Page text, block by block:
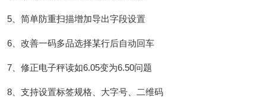
5、简单防重扫描增加导出字段设置
6、改善一码多品选择某行后自动回车
7、修正电子秤读如6.05变为6.50问题
8、支持设置标签规格、大字号、二维码